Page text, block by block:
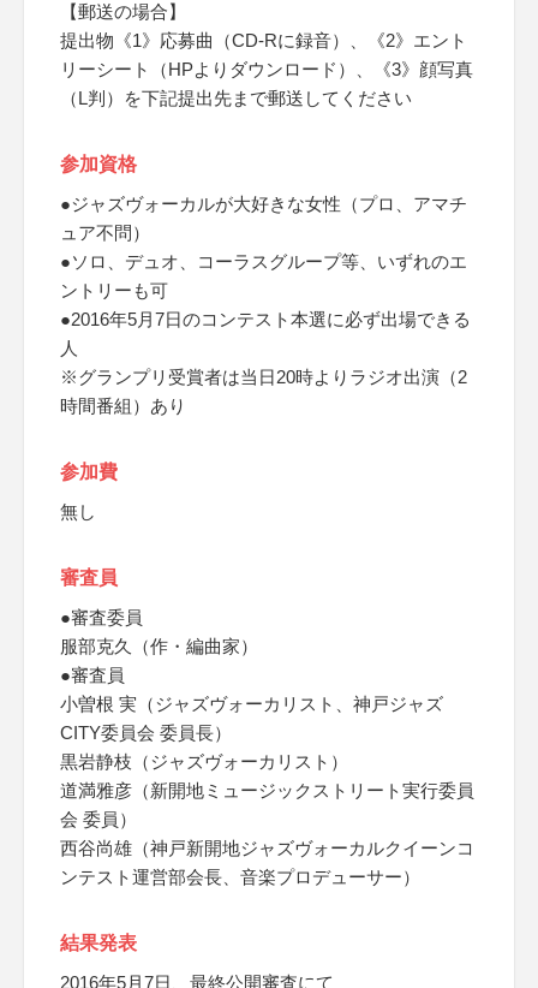
【郵送の場合】
提出物《1》応募曲（CD-Rに録音）、《2》エント
リーシート（HPよりダウンロード）、《3》顔写真
（L判）を下記提出先まで郵送してください
参加資格
●ジャズヴォーカルが大好きな女性（プロ、アマチ
ュア不問）
●ソロ、デュオ、コーラスグループ等、いずれのエ
ントリーも可
●2016年5月7日のコンテスト本選に必ず出場できる
人
※グランプリ受賞者は当日20時よりラジオ出演（2
時間番組）あり
参加費
無し
審査員
●審査委員
服部克久（作・編曲家）
●審査員
小曽根 実（ジャズヴォーカリスト、神戸ジャズ
CITY委員会 委員長）
黒岩静枝（ジャズヴォーカリスト）
道満雅彦（新開地ミュージックストリート実行委員
会 委員）
西谷尚雄（神戸新開地ジャズヴォーカルクイーンコ
ンテスト運営部会長、音楽プロデューサー）
結果発表
2016年5月7日、最終公開審査にて